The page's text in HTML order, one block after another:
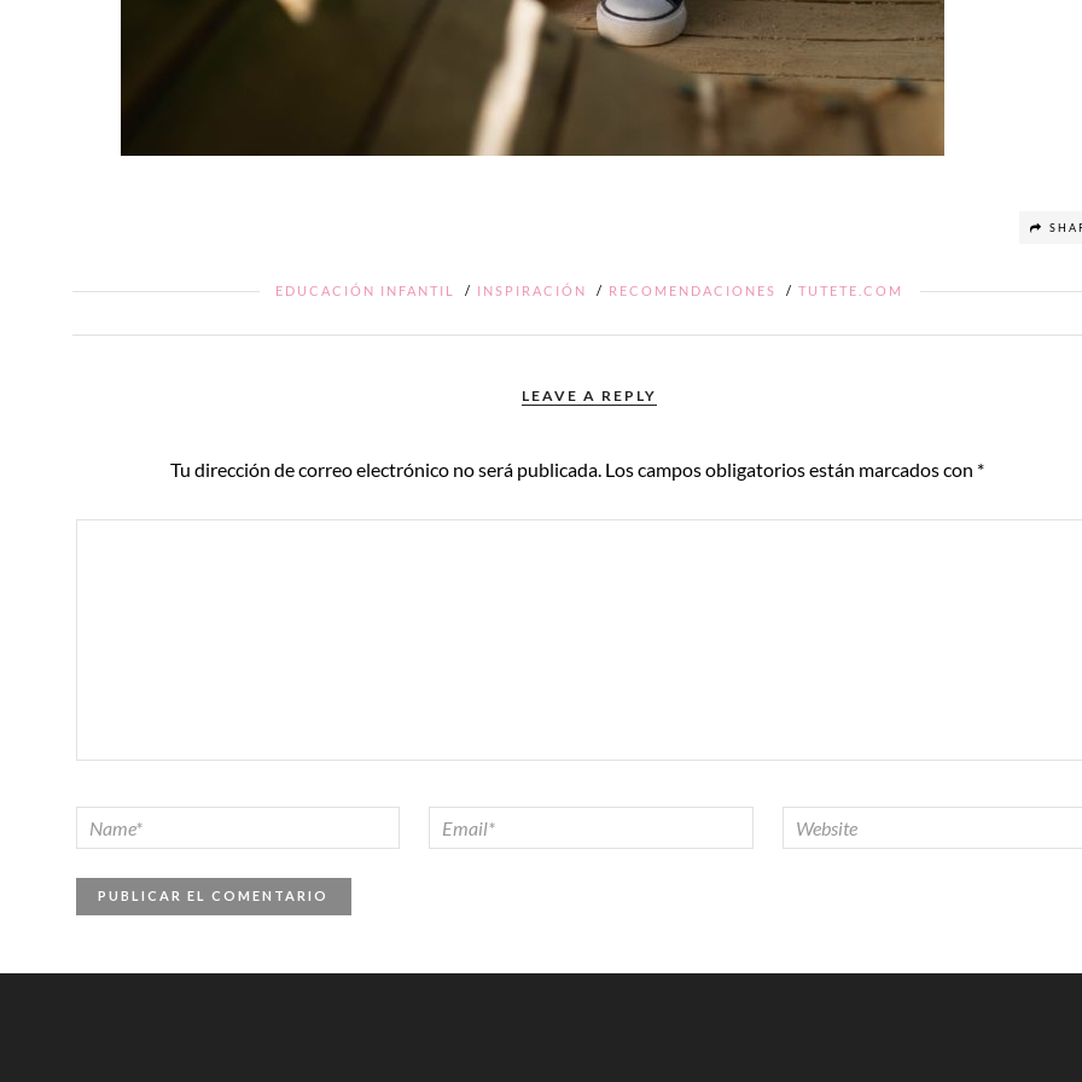
EDUCACIÓN INFANTIL / INSPIRACIÓN / RECOMENDACIONES /TUTETE.COM
LEAVE A REPLY
Tu dirección de correo electrónico no será publicada. Los campos obligatorios están marcados con *